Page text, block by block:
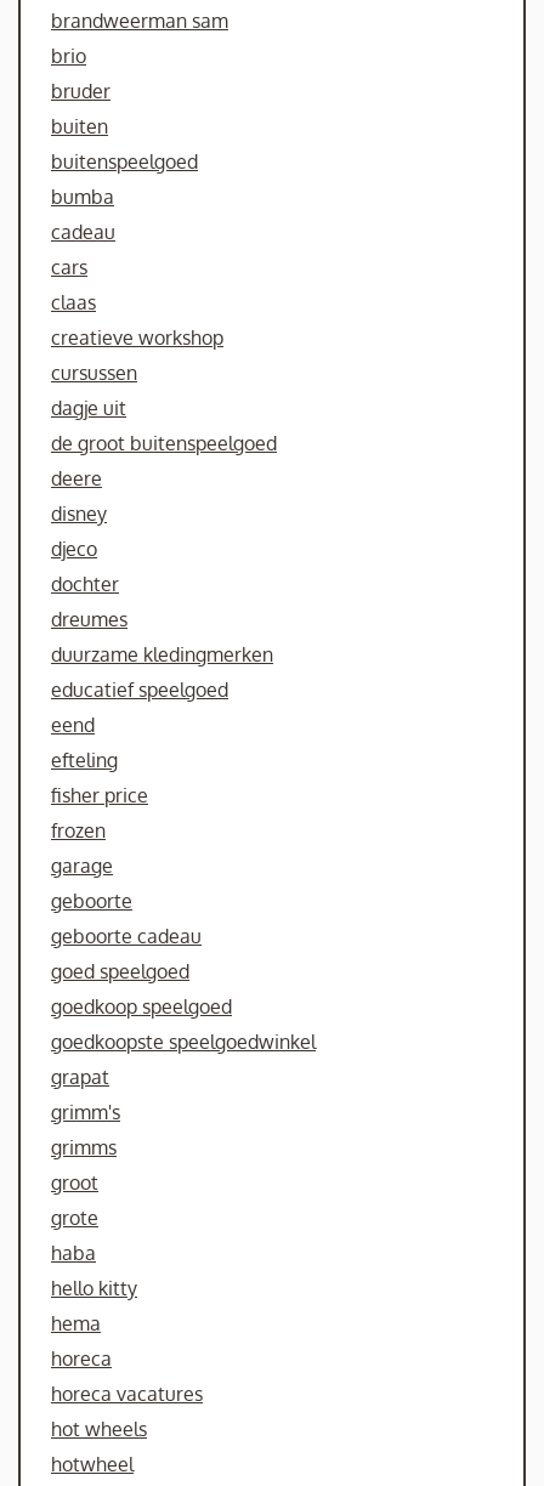
brandweerman sam
brio
bruder
buiten
buitenspeelgoed
bumba
cadeau
cars
claas
creatieve workshop
cursussen
dagje uit
de groot buitenspeelgoed
deere
disney
djeco
dochter
dreumes
duurzame kledingmerken
educatief speelgoed
eend
efteling
fisher price
frozen
garage
geboorte
geboorte cadeau
goed speelgoed
goedkoop speelgoed
goedkoopste speelgoedwinkel
grapat
grimm's
grimms
groot
grote
haba
hello kitty
hema
horeca
horeca vacatures
hot wheels
hotwheel